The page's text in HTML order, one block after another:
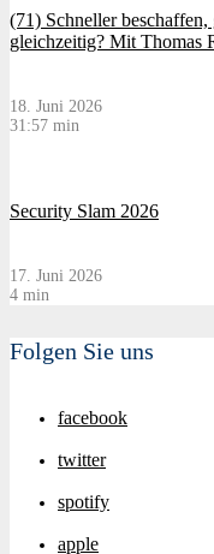
(71) Schneller
gleichzeitig? Mit Thomas
18. Juni 2026
31:57 min
Security Slam 2026
17. Juni 2026
4 min
Folgen Sie uns
facebook
twitter
spotify
apple